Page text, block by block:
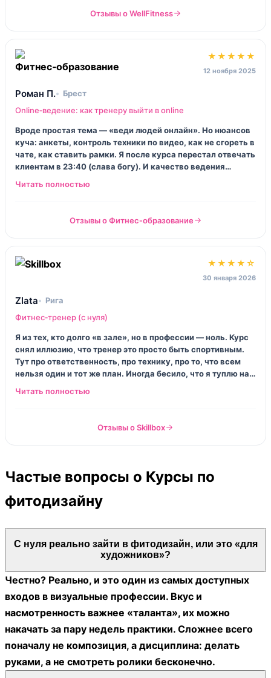
Отзывы о WellFitness
★★★★★
12 ноября 2025
Роман П.
Брест
Online‑ведение: как тренеру выйти в online
Вроде простая тема — «веди людей онлайн». Но нюансов
куча: анкеты, контроль техники по видео, как не сгореть в
чате, как ставить рамки. Я после курса перестал отвечать
клиентам в 23:40 (слава богу). И качество ведения
Отзывы о Фитнес‑образование
★★★★☆
30 января 2026
Zlata
Рига
Фитнес‑тренер (с нуля)
Я из тех, кто долго «в зале», но в профессии — ноль. Курс
снял иллюзию, что тренер это просто быть спортивным.
Тут про ответственность, про технику, про то, что всем
нельзя один и тот же план. Иногда бесило, что я туплю на
Отзывы о Skillbox
Частые вопросы о Курсы по
фитодизайну
С нуля реально зайти в фитодизайн, или это «для
художников»?
Честно? Реально, и это один из самых доступных
входов в визуальные профессии. Вкус и
насмотренность важнее «таланта», их можно
накачать за пару недель практики. Сложнее всего
поначалу не композиция, а дисциплина: делать
руками, а не смотреть ролики бесконечно.